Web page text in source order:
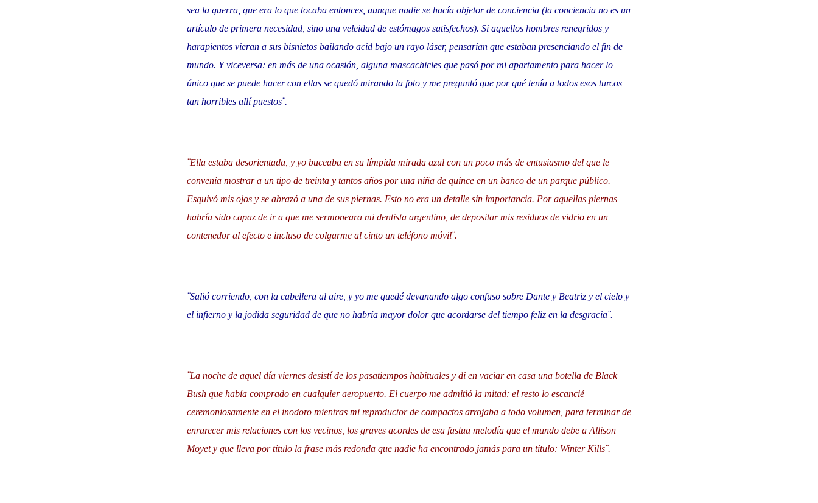
sea la guerra, que era lo que tocaba entonces, aunque nadie se hacía objetor de conciencia (la conciencia no es un
artículo de primera necesidad, sino una veleidad de estómagos satisfechos). Si aquellos hombres renegridos y
harapientos vieran a sus bisnietos bailando acid bajo un rayo láser, pensarían que estaban presenciando el fin de
mundo. Y viceversa: en más de una ocasión, alguna mascachicles que pasó por mi apartamento para hacer lo
único que se puede hacer con ellas se quedó mirando la foto y me preguntó que por qué tenía a todos esos turcos
tan horribles allí puestos¨.
¨Ella estaba desorientada, y yo buceaba en su límpida mirada azul con un poco más de entusiasmo del que le
convenía mostrar a un tipo de treinta y tantos años por una niña de quince en un banco de un parque público.
Esquivó mis ojos y se abrazó a una de sus piernas. Esto no era un detalle sin importancia. Por aquellas piernas
habría sido capaz de ir a que me sermoneara mi dentista argentino, de depositar mis residuos de vidrio en un
contenedor al efecto e incluso de colgarme al cinto un teléfono móvil¨.
¨Salió corriendo, con la cabellera al aire, y yo me quedé devanando algo confuso sobre Dante y Beatriz y el cielo y
el infierno y la jodida seguridad de que no habría mayor dolor que acordarse del tiempo feliz en la desgracia¨.
¨La noche de aquel día viernes desistí de los pasatiempos habituales y di en vaciar en casa una botella de Black
Bush que había comprado en cualquier aeropuerto. El cuerpo me admitió la mitad: el resto lo escancié
ceremoniosamente en el inodoro mientras mi reproductor de compactos arrojaba a todo volumen, para terminar de
enrarecer mis relaciones con los vecinos, los graves acordes de esa fastua melodía que el mundo debe a Allison
Moyet y que lleva por título la frase más redonda que nadie ha encontrado jamás para un título: Winter Kills¨.